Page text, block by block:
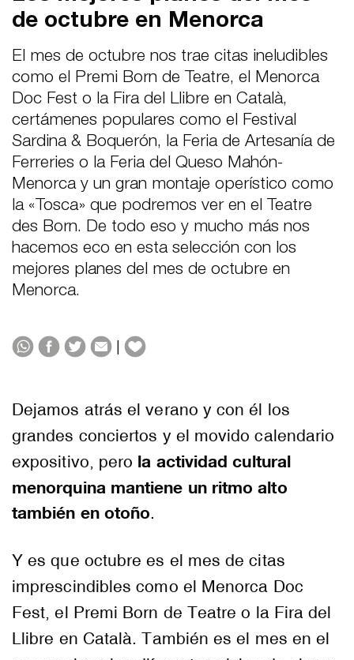
de octubre en Menorca
El mes de octubre nos trae citas ineludibles
como el Premi Born de Teatre, el Menorca
Doc Fest o la Fira del Llibre en Català,
certámenes populares como el Festival
Sardina & Boquerón, la Feria de Artesanía de
Ferreries o la Feria del Queso Mahón-
Menorca y un gran montaje operístico como
la «Tosca» que podremos ver en el Teatre
des Born. De todo eso y mucho más nos
hacemos eco en esta selección con los
mejores planes del mes de octubre en
Menorca.
Dejamos atrás el verano y con él los
grandes conciertos y el movido calendario
expositivo, pero la actividad cultural
menorquina mantiene un ritmo alto
también en otoño.
Y es que octubre es el mes de citas
imprescindibles como el Menorca Doc
Fest, el Premi Born de Teatre o la Fira del
Llibre en Català. También es el mes en el